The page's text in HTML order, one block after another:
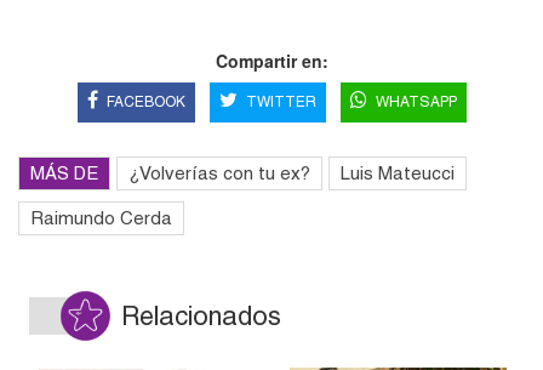
Compartir en:
FACEBOOK TWITTER WHATSAPP
MÁS DE ¿Volverías con tu ex? Luis Mateucci
Raimundo Cerda
Relacionados